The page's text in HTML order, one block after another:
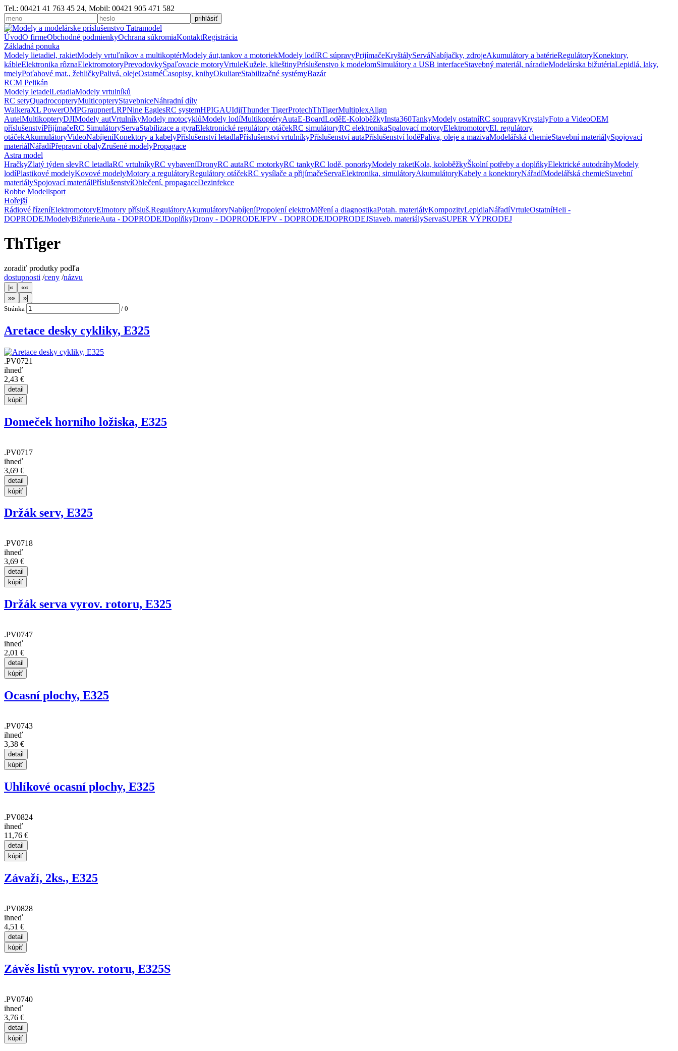
Tel.: 00421 41 763 45 24, Mobil: 00421 905 471 582
ÚvodO firmeObchodné podmienkyOchrana súkromiaKontaktRegistrácia
Základná ponuka
Modely lietadiel, rakietModely vrtuľníkov a multikoptérModely áut,tankov a motoriekModely lodíRC súpravyPrijímačeKryštályServáNabíjačky, zdrojeAkumulátory a batérieRegulátoryKonektory,
kábleElektronika rôznaElektromotoryPrevodovkySpaľovacie motoryVrtuleKužele, klieštinyPríslušenstvo k modelomSimulátory a USB interfaceStavebný materiál, náradieModelárska bižutériaLepidlá, laky,
tmelyPoťahové mat., žehličkyPalivá, olejeOstatnéČasopisy, knihyOkuliareStabilizačné systémyBazár
RCM Pelikán
Modely letadelLetadlaModely vrtulníků
RC setyQuadrocopteryMulticopteryStavebniceNáhradní díly
WalkeraXL PowerOMPGraupnerLRPNine EaglesRC systemHPIGAUIdjiThunder TigerProtechThTigerMultiplexAlign
AutelMultikopteryDJIModely autVrtulníkyModely motocyklůModely lodíMultikoptéryAutaE-BoardLoděE-KoloběžkyInsta360TankyModely ostatníRC soupravyKrystalyFoto a VideoOEM
příslušenstvíPřijímačeRC SimulátoryServaStabilizace a gyraElektronické regulátory otáčekRC simulátoryRC elektronikaSpalovací motoryElektromotoryEl. regulátory
otáčekAkumulátoryVideoNabíjeníKonektory a kabelyPříslušenství letadlaPříslušenství vrtulníkyPříslušenství autaPříslušenství loděPaliva, oleje a mazivaModelářská chemieStavební materiálySpojovací
materiálNářadíPřepravní obalyZrušené modelyPropagace
Astra model
HračkyZlatý týden slevRC letadlaRC vrtulníkyRC vybaveníDronyRC autaRC motorkyRC tankyRC lodě, ponorkyModely raketKola, koloběžkyŠkolní potřeby a doplňkyElektrické autodráhyModely
lodíPlastikové modelyKovové modelyMotory a regulátoryRegulátory otáčekRC vysílače a přijímačeServaElektronika, simulátoryAkumulátoryKabely a konektoryNářadíModelářská chemieStavební
materiálySpojovací materiálPříslušenstvíOblečení, propagaceDezinfekce
Robbe Modellsport
Hořejší
Rádiové řízeníElektromotoryElmotory přísluš.RegulátoryAkumulátoryNabíjeníPropojení elektroMěření a diagnostikaPotah. materiályKompozityLepidlaNářadíVrtuleOstatníHeli -
DOPRODEJModelyBižuterieAuta - DOPRODEJDoplňkyDrony - DOPRODEJFPV - DOPRODEJDOPRODEJStaveb. materiályServaSUPER VÝPRODEJ
ThTiger
zoradiť produtky podľa
dostupnosti /ceny /názvu
Stránka / 0
Aretace desky cykliky, E325
.PV0721
ihneď
2,43 €
Domeček horního ložiska, E325
.PV0717
ihneď
3,69 €
Držák serv, E325
.PV0718
ihneď
3,69 €
Držák serva vyrov. rotoru, E325
.PV0747
ihneď
2,01 €
Ocasní plochy, E325
.PV0743
ihneď
3,38 €
Uhlíkové ocasní plochy, E325
.PV0824
ihneď
11,76 €
Závaží, 2ks., E325
.PV0828
ihneď
4,51 €
Závěs listů vyrov. rotoru, E325S
.PV0740
ihneď
3,76 €